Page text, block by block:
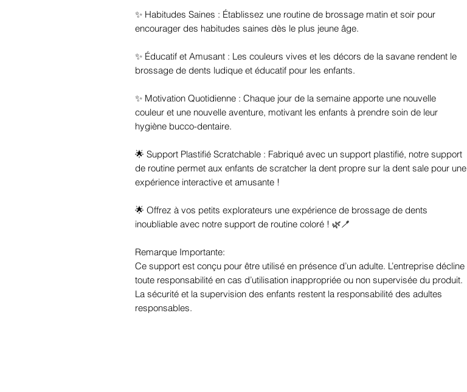
✨ Habitudes Saines : Établissez une routine de brossage matin et soir pour
encourager des habitudes saines dès le plus jeune âge.
✨ Éducatif et Amusant : Les couleurs vives et les décors de la savane rendent le
brossage de dents ludique et éducatif pour les enfants.
✨ Motivation Quotidienne : Chaque jour de la semaine apporte une nouvelle
couleur et une nouvelle aventure, motivant les enfants à prendre soin de leur
hygiène bucco-dentaire.
🌟 Support Plastifié Scratchable : Fabriqué avec un support plastifié, notre support
de routine permet aux enfants de scratcher la dent propre sur la dent sale pour une
expérience interactive et amusante !
🌟 Offrez à vos petits explorateurs une expérience de brossage de dents
inoubliable avec notre support de routine coloré ! 🌿🪥
Remarque Importante:
Ce support est conçu pour être utilisé en présence d’un adulte. L’entreprise décline
toute responsabilité en cas d’utilisation inappropriée ou non supervisée du produit.
La sécurité et la supervision des enfants restent la responsabilité des adultes
responsables.